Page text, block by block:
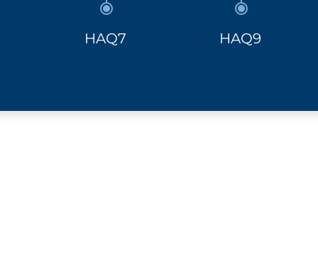
HAQ7 HAQ9